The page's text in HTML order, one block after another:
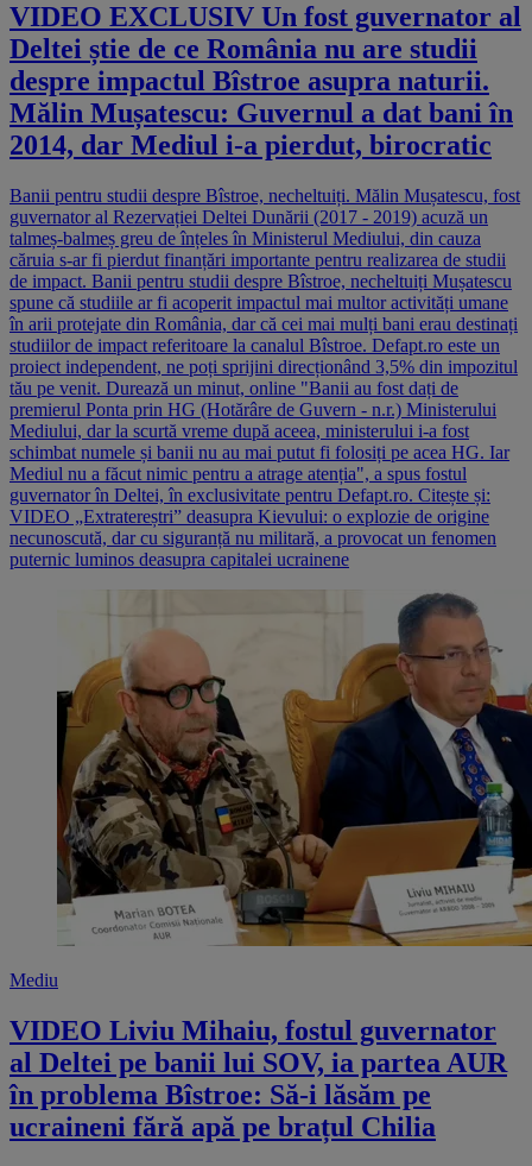
VIDEO EXCLUSIV Un fost guvernator al
Deltei știe de ce România nu are studii
despre impactul Bîstroe asupra naturii.
Mălin Mușatescu: Guvernul a dat bani în
2014, dar Mediul i-a pierdut, birocratic
Banii pentru studii despre Bîstroe, necheltuiți. Mălin Mușatescu, fost
guvernator al Rezervației Deltei Dunării (2017 - 2019) acuză un
talmeș-balmeș greu de înțeles în Ministerul Mediului, din cauza
căruia s-ar fi pierdut finanțări importante pentru realizarea de studii
de impact. Banii pentru studii despre Bîstroe, necheltuiți Mușatescu
spune că studiile ar fi acoperit impactul mai multor activități umane
în arii protejate din România, dar că cei mai mulți bani erau destinați
studiilor de impact referitoare la canalul Bîstroe. Defapt.ro este un
proiect independent, ne poți sprijini direcționând 3,5% din impozitul
tău pe venit. Durează un minut, online "Banii au fost dați de
premierul Ponta prin HG (Hotărâre de Guvern - n.r.) Ministerului
Mediului, dar la scurtă vreme după aceea, ministerului i-a fost
schimbat numele și banii nu au mai putut fi folosiți pe acea HG. Iar
Mediul nu a făcut nimic pentru a atrage atenția", a spus fostul
guvernator în Deltei, în exclusivitate pentru Defapt.ro. Citește și:
VIDEO „Extratereștri” deasupra Kievului: o explozie de origine
necunoscută, dar cu siguranță nu militară, a provocat un fenomen
puternic luminos deasupra capitalei ucrainene
Mediu
VIDEO Liviu Mihaiu, fostul guvernator
al Deltei pe banii lui SOV, ia partea AUR
în problema Bîstroe: Să-i lăsăm pe
ucraineni fără apă pe brațul Chilia